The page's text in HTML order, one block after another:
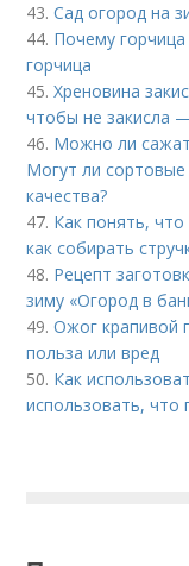
43.Сад огород на
44. Почему
горчица
45.Хреновина
чтобы не закисла
46. Можно ли
Могут ли
качества?
47. Как понять,
как собирать
48. Рецепт
зиму «Огород в
49.Ожог крапивой
польза или вред
50. Как
использовать, что